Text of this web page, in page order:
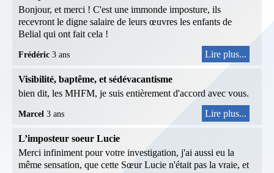
Bonjour, et merci ! C'est une immonde imposture, ils
recevront le digne salaire de leurs œuvres les enfants de
Belial qui ont fait cela !
Frédéric 3 ans Lire plus...
Visibilité, baptême, et sédévacantisme
bien dit, les MHFM, je suis entièrement d'accord avec vous.
Marcel 3 ans Lire plus...
L’imposteur soeur Lucie
Merci infiniment pour votre investigation, j'ai aussi eu la
même sensation, que cette Sœur Lucie n'était pas la vraie, et